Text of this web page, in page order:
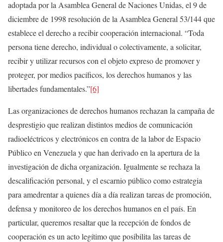
adoptada por la Asamblea General de Naciones Unidas, el 9 de
diciembre de 1998 resolución de la Asamblea General 53/144 que
establece el derecho a recibir cooperación internacional. “Toda
persona tiene derecho, individual o colectivamente, a solicitar,
recibir y utilizar recursos con el objeto expreso de promover y
proteger, por medios pacíficos, los derechos humanos y las
libertades fundamentales.”[6]
Las organizaciones de derechos humanos rechazan la campaña de
desprestigio que realizan distintos medios de comunicación
radioeléctricos y electrónicos en contra de la labor de Espacio
Público en Venezuela y que han derivado en la apertura de la
investigación de dicha organización. Igualmente se rechaza la
descalificación personal, y el escarnio público como estrategia
para amedrentar a quienes día a día realizan tareas de promoción,
defensa y monitoreo de los derechos humanos en el país. En
particular, queremos resaltar que la recepción de fondos de
cooperación es un acto legítimo que posibilita las tareas de